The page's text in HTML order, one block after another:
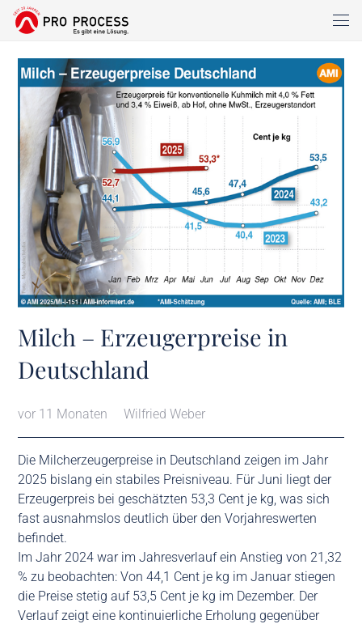
Milch – Erzeugerpreise in
Deutschland
vor 11 Monaten Wilfried Weber
Die Milcherzeugerpreise in Deutschland zeigen im Jahr
2025 bislang ein stabiles Preisniveau. Für Juni liegt der
Erzeugerpreis bei geschätzten 53,3 Cent je kg, was sich
fast ausnahmslos deutlich über den Vorjahreswerten
befindet.
Im Jahr 2024 war im Jahresverlauf ein Anstieg von 21,32
% zu beobachten: Von 44,1 Cent je kg im Januar stiegen
die Preise stetig auf 53,5 Cent je kg im Dezember. Der
Verlauf zeigt eine kontinuierliche Erholung gegenüber